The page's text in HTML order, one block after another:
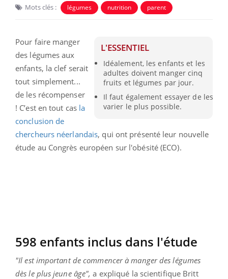
Mots clés : légumes nutrition parent
L'ESSENTIEL
Idéalement, les enfants et les
adultes doivent manger cinq
fruits et légumes par jour.
Il faut également essayer de les
varier le plus possible.
Pour faire manger
des légumes aux
enfants, la clef serait
tout simplement...
de les récompenser
! C’est en tout cas la
conclusion de
chercheurs néerlandais, qui ont présenté leur nouvelle
étude au Congrès européen sur l'obésité (ECO).
598 enfants inclus dans l'étude
"Il est important de commencer à manger des légumes
dès le plus jeune âge", a expliqué la scientifique Britt